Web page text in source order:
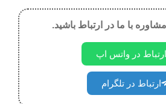
با ما در ارتباط باشید.
ارتباط در واتس اپ
ارتباط در تلگرام